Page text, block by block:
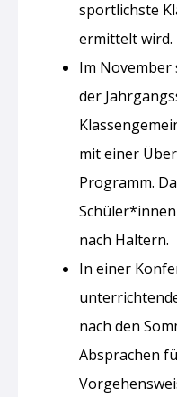
sportlichste
ermittelt wird.
Im
der
mit einer
Programm.
nach Haltern.
In einer
nach den
Absprachen